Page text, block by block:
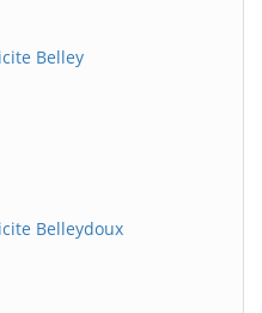
Belley
Belleydoux